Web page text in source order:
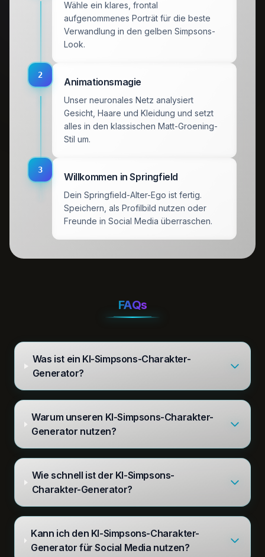
Wähle ein klares, frontal
aufgenommenes Porträt für die beste
Verwandlung in den gelben Simpsons-
Look.
2
Animationsmagie
Unser neuronales Netz analysiert
Gesicht, Haare und Kleidung und setzt
alles in den klassischen Matt-Groening-
Stil um.
3
Willkommen in Springfield
Dein Springfield-Alter-Ego ist fertig.
Speichern, als Profilbild nutzen oder
Freunde in Social Media überraschen.
FAQs
Was ist ein KI-Simpsons-Charakter-
Generator?
Warum unseren KI-Simpsons-Charakter-
Generator nutzen?
Wie schnell ist der KI-Simpsons-
Charakter-Generator?
Kann ich den KI-Simpsons-Charakter-
Generator für Social Media nutzen?